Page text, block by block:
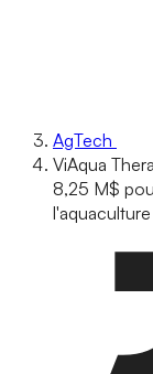
AgTech
ViAqua
8,25 M$
l'aquaculture